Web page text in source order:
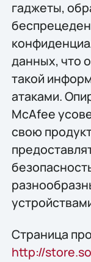
гаджеты,
данных, что
такой
атаками.
McAfee
свою
Страница
http://